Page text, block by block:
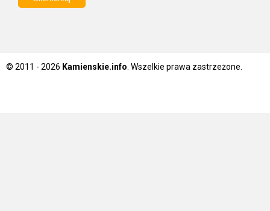
© 2011 - 2026 Kamienskie.info . Wszelkie prawa zastrzeżone.